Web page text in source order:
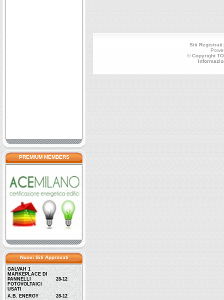
PREMIUM MEMBERS
Nuovi Siti Approvati
GALVAH 1
MARKEPLACE DI
PANNELLI
FOTOVOLTAICI
USATI
28-12
A.B. ENERGY
28-12
Siti
© Copyright